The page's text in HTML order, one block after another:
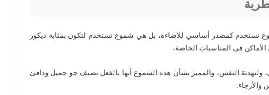
تستخدم كمصدر أساسي للإضاءة، بل هي شموع تستخدم لتكون بمثابة ديكور
في المناسبات الخاصة،
ولتهدئة النفس، والمميز بشأن هذه الشموع أنها بالفعل تضيف جو جميل ودافئ
والأرجاء.